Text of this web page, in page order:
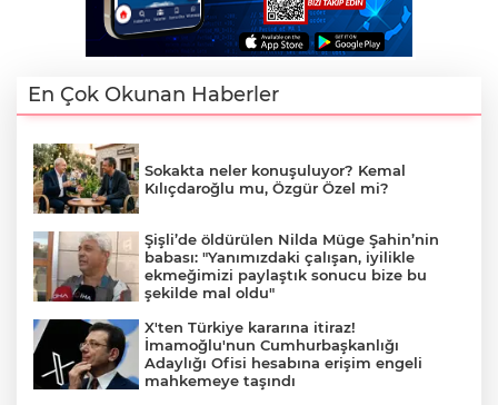
En Çok Okunan Haberler
Sokakta neler konuşuluyor? Kemal
Kılıçdaroğlu mu, Özgür Özel mi?
Şişli’de öldürülen Nilda Müge Şahin’nin
babası: "Yanımızdaki çalışan, iyilikle
ekmeğimizi paylaştık sonucu bize bu
şekilde mal oldu"
X'ten Türkiye kararına itiraz!
İmamoğlu'nun Cumhurbaşkanlığı
Adaylığı Ofisi hesabına erişim engeli
mahkemeye taşındı